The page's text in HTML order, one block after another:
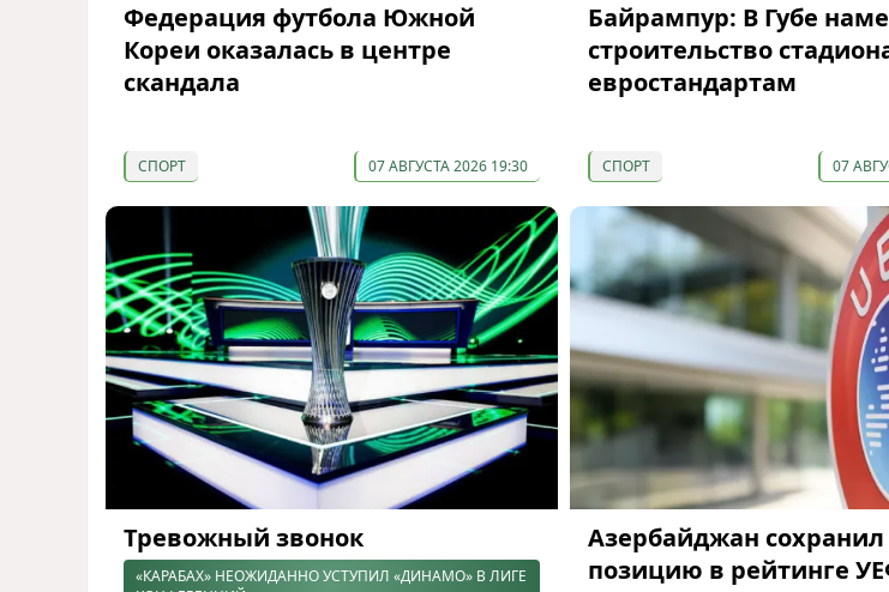
Федерация футбола Южной
Кореи оказалась в центре
скандала
СПОРТ 07 АВГУСТА 2026 19:30
Байрампур: В Губе
строительство
евростандартам
СПОРТ 07
Тревожный звонок
«КАРАБАХ» НЕОЖИДАННО УСТУПИЛ «ДИНАМО» В ЛИГЕ
Азербайджан сохранил
позицию в рейтинге